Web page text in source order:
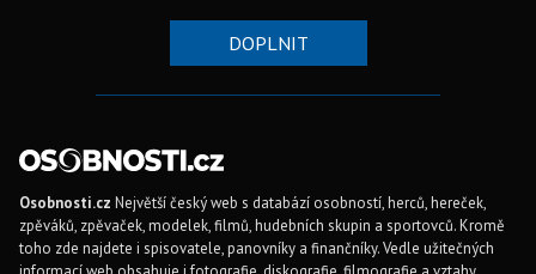
DOPLNIT
Osobnosti.cz Největší český web s databází osobností, herců, hereček,
zpěváků, zpěvaček, modelek, filmů, hudebních skupin a sportovců. Kromě
toho zde najdete i spisovatele, panovníky a finančníky. Vedle užitečných